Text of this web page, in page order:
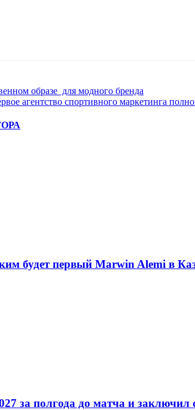
образе для модного бренда
агентство спортивного маркетинга
будет первый Marwin Alemi в
за полгода до матча и заключил